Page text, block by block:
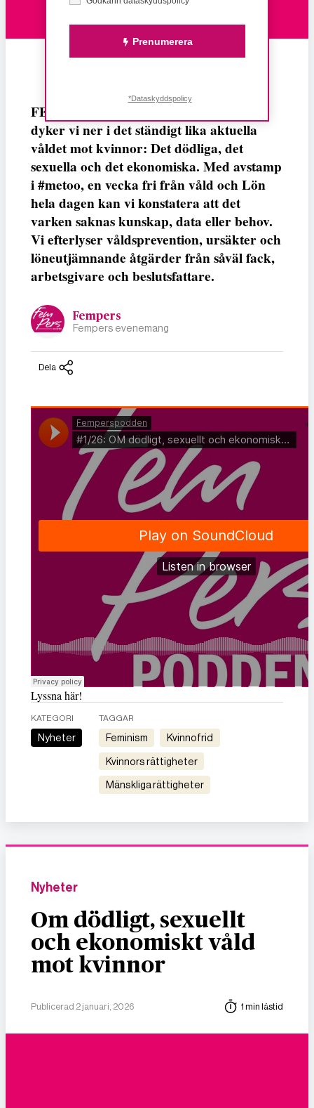
FEMPERSPODDEN: I årets första podd
dyker vi ner i det ständigt lika aktuella
våldet mot kvinnor: Det dödliga, det
sexuella och det ekonomiska. Med avstamp
i #metoo, en vecka fri från våld och Lön
hela dagen kan vi konstatera att det
varken saknas kunskap, data eller behov.
Vi efterlyser våldsprevention, ursäkter och
löneutjämnande åtgärder från såväl fack,
arbetsgivare och beslutsfattare.
Fempers
Fempers evenemang
Dela
Lyssna här!
KATEGORI
Nyheter
TAGGAR
feminism kvinnofrid
kvinnors rättigheter
mänskliga rättigheter
Nyheter
Om dödligt, sexuellt
och ekonomiskt våld
mot kvinnor
Publicerad 2 januari, 2026 1 min lästid
Prenumerera
*Dataskyddspolicy